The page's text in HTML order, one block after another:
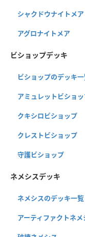
シャクドウナイトメア
アグロナイトメア
ビショップデッキ
ビショップのデッキ
アミュレットビショ
クキシロビショップ
クレストビショップ
守護ビショップ
ネメシスデッキ
ネメシスのデッキ一
アーティファクトネメ